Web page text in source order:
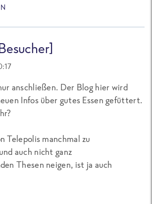
anschließen. Der Blog hier wird
Infos über gutes Essen gefüttert.
Telepolis manchmal zu
auch nicht ganz
Thesen neigen, ist ja auch